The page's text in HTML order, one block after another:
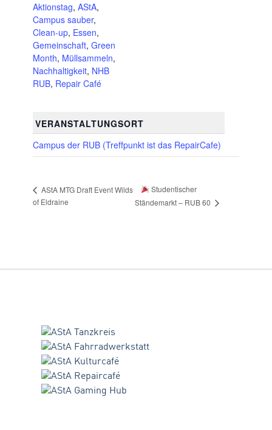
Aktionstag, AStA,
Campus sauber,
Clean-up, Essen,
Gemeinschaft, Green
Month, Müllsammeln,
Nachhaltigkeit, NHB
RUB, Repair Café
VERANSTALTUNGSORT
Campus der RUB (Treffpunkt ist das RepairCafe)
AStA MTG Draft Event Wilds
of Eldraine
Studentischer
Ständemarkt – RUB 60